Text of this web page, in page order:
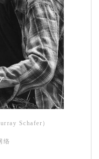
Schafer）
络